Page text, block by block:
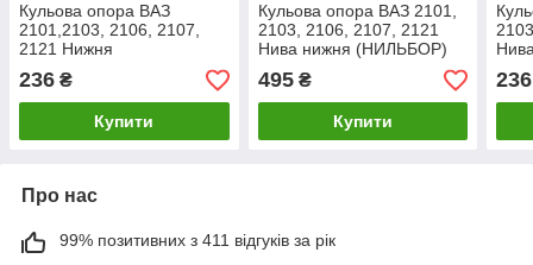
Кульова опора ВАЗ
2101,2103, 2106, 2107,
2121 Нижня
236 ₴
Купити
Кульова опора ВАЗ 2101,
2103, 2106, 2107, 2121
Нива нижня (НИЛЬБОР)
495₴
Купити
236
Про нас
99% позитивних з 411 відгуків за рік